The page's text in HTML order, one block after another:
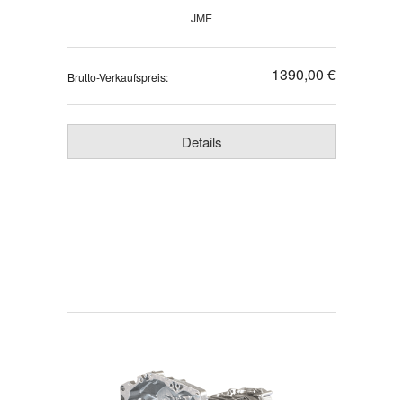
JME
Brutto-Verkaufspreis: 1390,00 €
Details